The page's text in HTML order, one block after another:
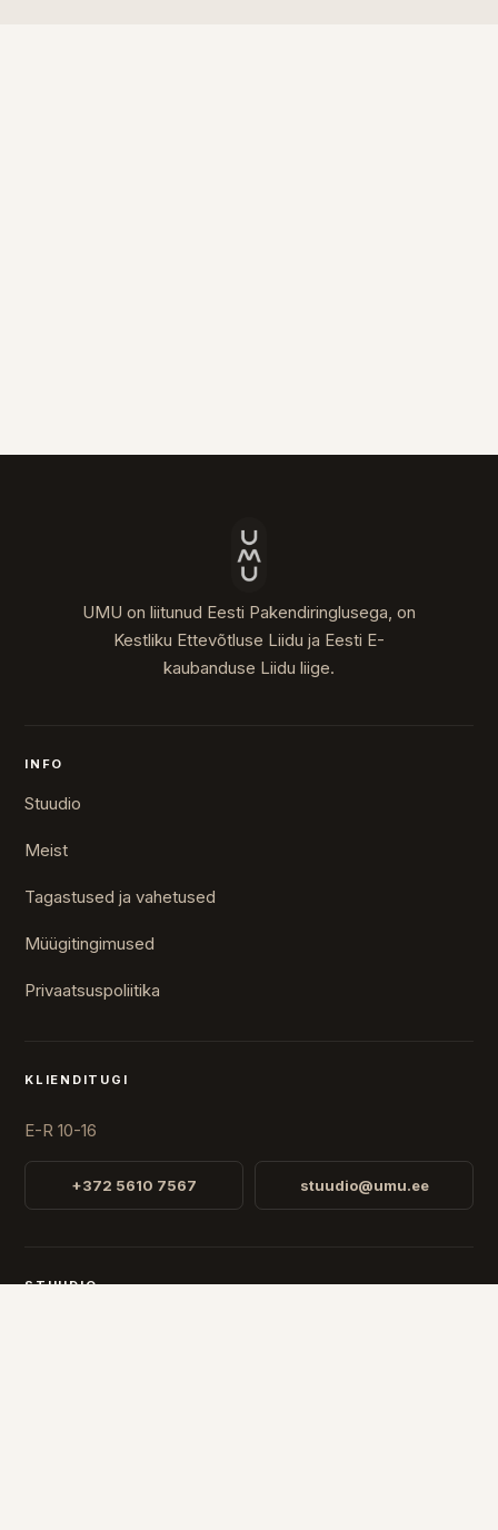
UMU on liitunud Eesti Pakendiringlusega, on
Kestliku Ettevõtluse Liidu ja Eesti E-
kaubanduse Liidu liige.
INFO
Stuudio
Meist
Tagastused ja vahetused
Müügitingimused
Privaatsuspoliitika
KLIENDITUGI
E-R 10-16
+372 5610 7567 stuudio@umu.ee
STUUDIO